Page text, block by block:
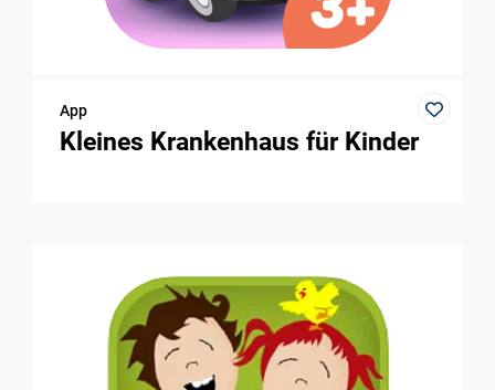
App
Kleines Krankenhaus für Kinder